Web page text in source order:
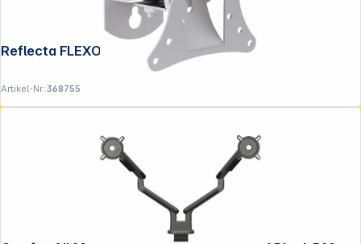
Reflecta FLEXO 27-1010T
Artikel-Nr.:368755
Folgen Sie uns auf